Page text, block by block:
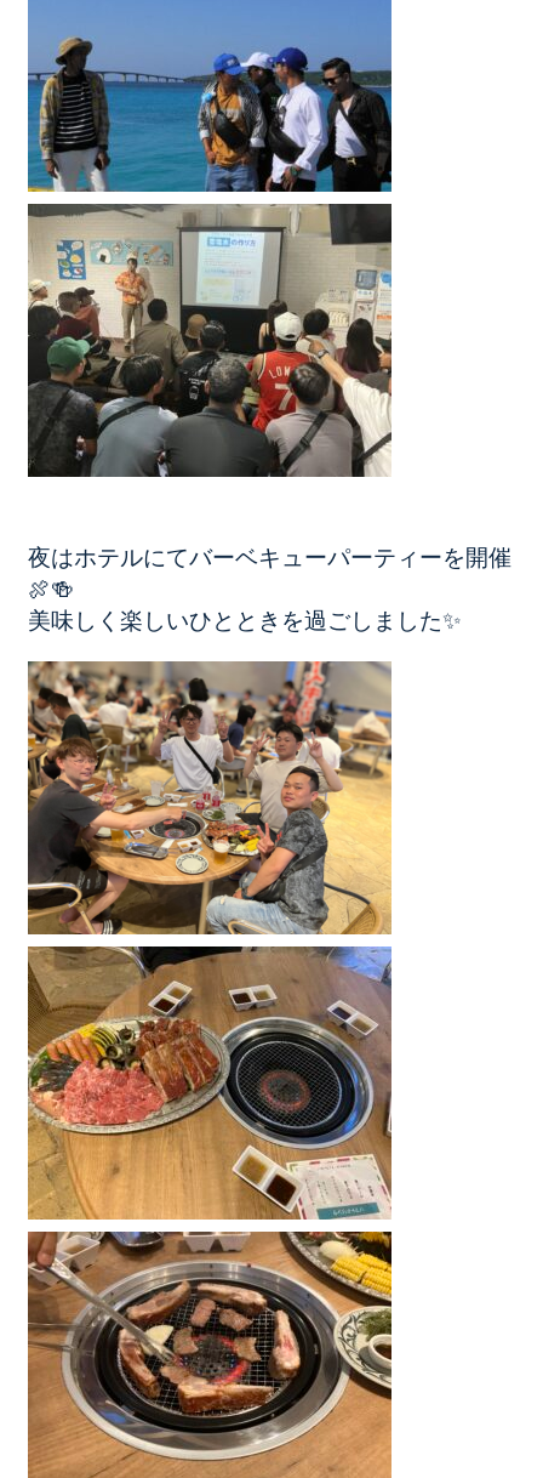
夜はホテルにてバーベキューパーティーを開催
🍖🍻
美味しく楽しいひとときを過ごしました✨